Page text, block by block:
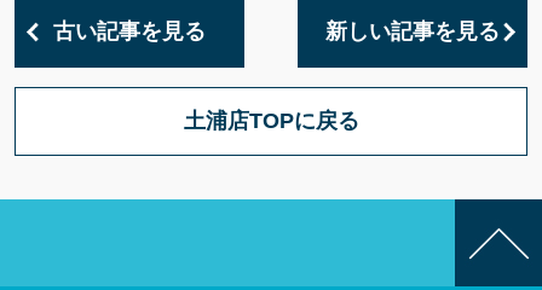
古い記事を見る 新しい記事を見る
土浦店TOPに戻る